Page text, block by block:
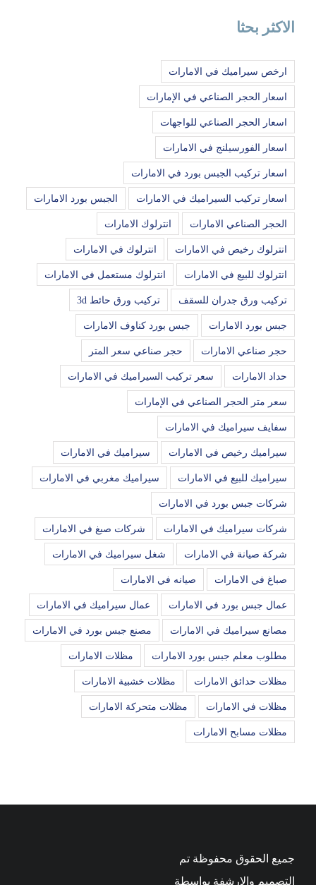
الاكثر بحثا
ارخص سيراميك في الامارات
اسعار الحجر الصناعي في الإمارات
اسعار الحجر الصناعي للواجهات
اسعار الفورسيلنج في الامارات
اسعار تركيب الجبس بورد في الامارات
اسعار تركيب السيراميك في الامارات الجبس بورد الامارات
الحجر الصناعي الامارات انترلوك الامارات
انترلوك رخيص في الامارات انترلوك في الامارات
انترلوك للبيع في الامارات انترلوك مستعمل في الامارات
تركيب ورق جدران للسقف تركيب ورق حائط 3d
جبس بورد الامارات جبس بورد كناوف الامارات
حجر صناعي الامارات حجر صناعي سعر المتر
حداد الامارات سعر تركيب السيراميك في الامارات
سعر متر الحجر الصناعي في الإمارات
سفايف سيراميك في الامارات
سيراميك رخيص في الامارات سيراميك في الامارات
سيراميك للبيع في الامارات سيراميك مغربي في الامارات
شركات جبس بورد في الامارات
شركات سيراميك في الامارات شركات صبغ في الامارات
شركة صيانة في الامارات شغل سيراميك في الامارات
صباغ في الامارات صيانه في الامارات
عمال جبس بورد في الامارات عمال سيراميك في الامارات
مصانع سيراميك في الامارات مصنع جبس بورد في الامارات
مطلوب معلم جبس بورد الامارات مظلات الامارات
مظلات حدائق الامارات مظلات خشبية الامارات
مظلات في الامارات مظلات متحركة الامارات
مظلات مسابح الامارات
جميع الحقوق محفوظة تم
التصميم والارشفة بواسطة